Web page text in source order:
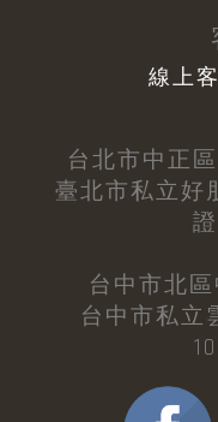
線上
台北市中正
臺北市私立好
台中市北區
台中市私立